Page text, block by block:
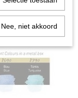
Nee, niet akkoord